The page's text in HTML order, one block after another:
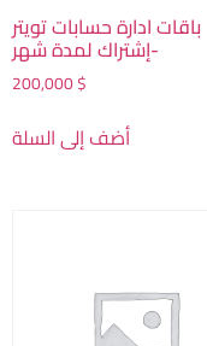
باقات ادارة حسابات تويتر
-إشتراك لمدة شهر
200,000$
أضف إلى السلة